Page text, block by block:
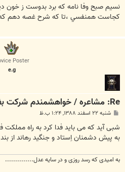
ت
نسيم صبح وفا نامه که برد بدوست ز خون
کجاست همنفسي ،تا که شرح غصه دهم که
Poster
e.g
Re: مشاعره / خواهشمندم شرکت بفرماييد.
پ
ت
شنبه ۲۲ اسفند ۱۳۸۸, ۱:۲۴ ب.ظ
شبی آید که می باید فدا کرد به راه مملکت
به پیش دشمنان اِستاد و جنگید رهاند از
به امیدی که رسد روزی و در سایه عدل..............